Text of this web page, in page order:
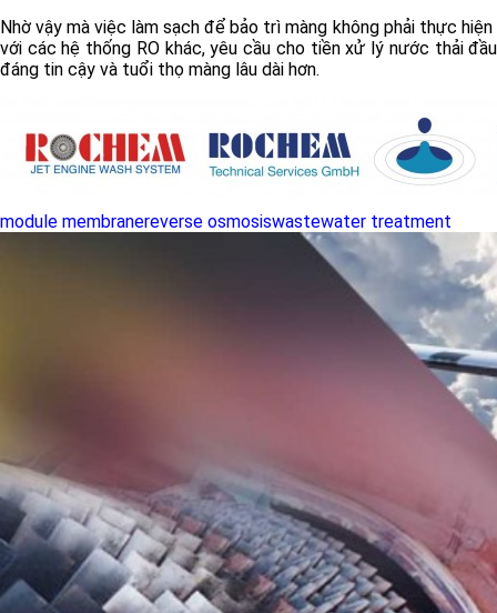
Nhờ vậy mà việc làm sạch để bảo trì màng không phải thực
với các hệ thống RO khác, yêu cầu cho tiền xử lý nước thải
đáng tin cậy và tuổi thọ màng lâu dài hơn.
module membranereverse osmosiswastewater treatment